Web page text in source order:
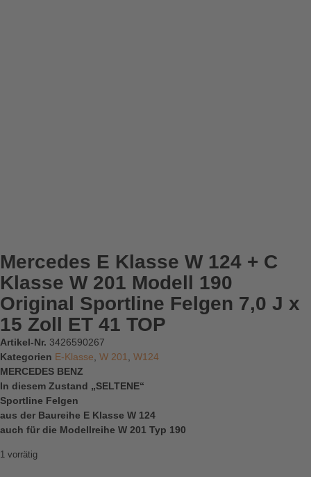
Mercedes E Klasse W 124 + C
Klasse W 201 Modell 190
Original Sportline Felgen 7,0 J x
15 Zoll ET 41 TOP
Artikel-Nr. 3426590267
Kategorien E-Klasse W 201
W124
MERCEDES BENZ
In diesem Zustand „SELTENE“
Sportline Felgen
aus der Baureihe E Klasse W 124
auch für die Modellreihe W 201 Typ 190
1 vorrätig